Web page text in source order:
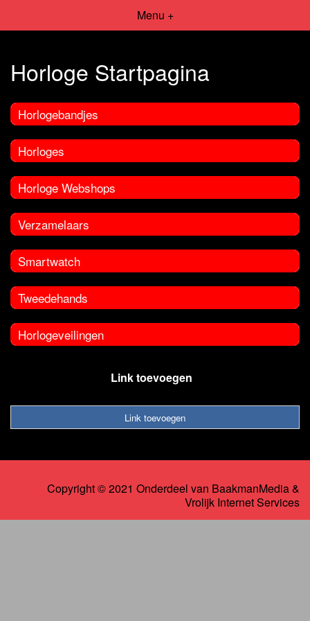
Menu +
Horloge Startpagina
Horlogebandjes
Horloges
Horloge Webshops
Verzamelaars
Smartwatch
Tweedehands
Horlogeveilingen
Link toevoegen
Link toevoegen
Copyright © 2021 Onderdeel van BaakmanMedia&
Vrolijk Internet Services